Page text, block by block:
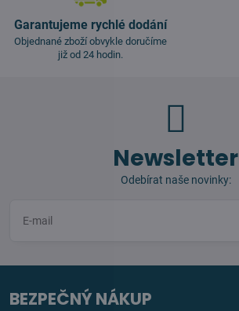
Garantujeme rychlé dodání
Objednané zboží obvykle doručíme
již od 24 hodin.
Newsletter
Odebírat naše novinky:
BEZPEČNÝ NÁKUP